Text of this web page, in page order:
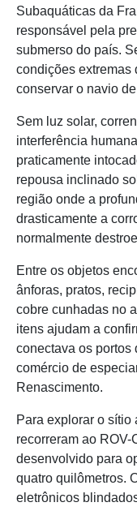
Subaquáticas da
responsável pela
submerso do país.
condições extremas
conservar o navio
Sem luz solar,
interferência
praticamente
repousa inclinado
região onde a
drasticamente a
normalmente
Entre os objetos
ânforas, pratos,
cobre cunhadas no
itens ajudam a
conectava os portos
comércio de
Renascimento.
Para explorar o
recorreram ao
desenvolvido para
quatro quilômetros.
eletrônicos